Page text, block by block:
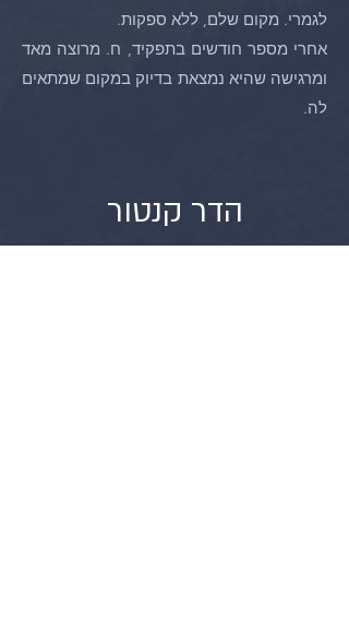
לגמרי. מקום שלם, ללא ספקות.
אחרי מספר חודשים בתפקיד, ח. מרוצה מאד
ומרגישה שהיא נמצאת בדיוק במקום שמתאים
לה.
הדר קנטור